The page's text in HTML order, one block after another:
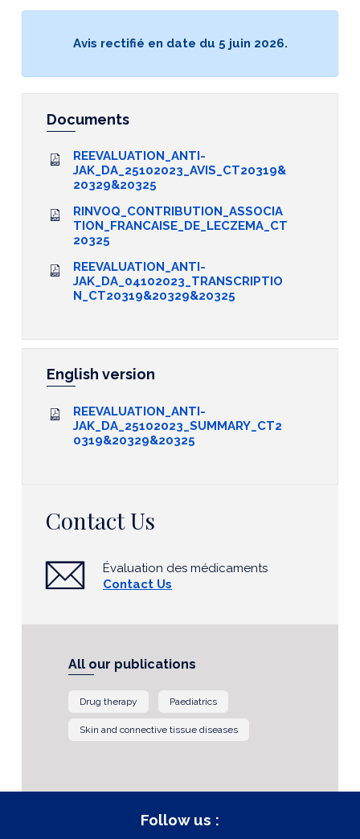
Avis rectifié en date du 5 juin 2026.
Documents
REEVALUATION_ANTI-
JAK_DA_25102023_AVIS_CT20319&
20329&20325
RINVOQ_CONTRIBUTION_ASSOCIA
TION_FRANCAISE_DE_LECZEMA_CT
20325
REEVALUATION_ANTI-
JAK_DA_04102023_TRANSCRIPTIO
N_CT20319&20329&20325
English version
REEVALUATION_ANTI-
JAK_DA_25102023_SUMMARY_CT2
0319&20329&20325
Contact Us
Évaluation des médicaments
Contact Us
All our publications
Drug therapy Paediatrics
Skin and connective tissue diseases
Follow us :